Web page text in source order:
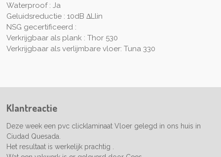
Waterproof : Ja
Geluidsreductie : 10dB ∆Llin
NSG gecertificeerd :
Verkrijgbaar als plank : Thor 530
Verkrijgbaar als verlijmbare vloer: Tuna 330
Klantreactie
Deze week een pvc clicklaminaat Vloer gelegd in ons huis in
Ciudad Quesada.
Het resultaat is werkelijk prachtig .